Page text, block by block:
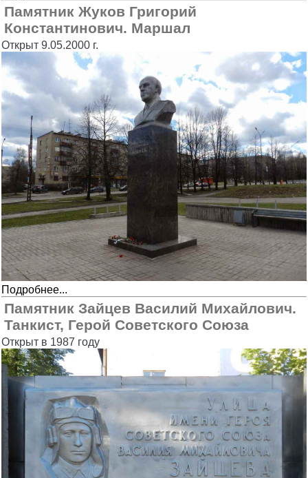
Памятник Жуков Григорий
Константинович. Маршал
Открыт 9.05.2000 г.
Подробнее...
Памятник Зайцев Василий Михайлович.
Танкист, Герой Советского Союза
Открыт в 1987 году